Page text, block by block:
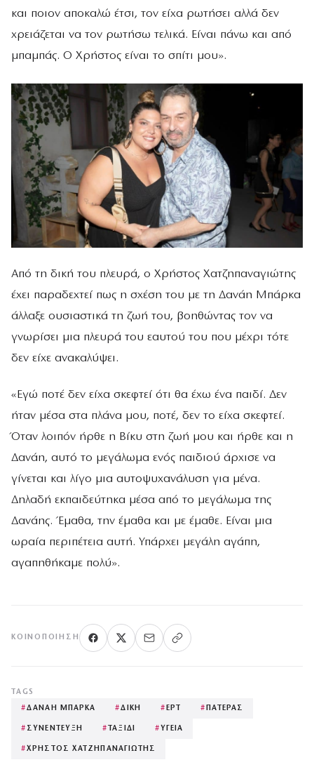
και ποιον αποκαλώ έτσι, τον είχα ρωτήσει αλλά δεν
χρειάζεται να τον ρωτήσω τελικά. Είναι πάνω και από
μπαμπάς. Ο Χρήστος είναι το σπίτι μου».
Από τη δική του πλευρά, ο Χρήστος Χατζηπαναγιώτης
έχει παραδεχτεί πως η σχέση του με τη Δανάη Μπάρκα
άλλαξε ουσιαστικά τη ζωή του, βοηθώντας τον να
γνωρίσει μια πλευρά του εαυτού του που μέχρι τότε
δεν είχε ανακαλύψει.
«Εγώ ποτέ δεν είχα σκεφτεί ότι θα έχω ένα παιδί. Δεν
ήταν μέσα στα πλάνα μου, ποτέ, δεν το είχα σκεφτεί.
Όταν λοιπόν ήρθε η Βίκυ στη ζωή μου και ήρθε και η
Δανάη, αυτό το μεγάλωμα ενός παιδιού άρχισε να
γίνεται και λίγο μια αυτοψυχανάλυση για μένα.
Δηλαδή εκπαιδεύτηκα μέσα από το μεγάλωμα της
Δανάης. Έμαθα, την έμαθα και με έμαθε. Είναι μια
ωραία περιπέτεια αυτή. Υπάρχει μεγάλη αγάπη,
αγαπηθήκαμε πολύ».
ΚΟΙΝΟΠΟΊΗΣΗ
TAGS
#ΔΑΝΑΗ ΜΠΑΡΚΑ #ΔΙΚΗ # ΕΡΤ # ΠΑΤΕΡΑΣ
# ΣΥΝΕΝΤΕΥΞΗ # ΤΑΞΙΔΙ # ΥΓΕΙΑ
#ΧΡΗΣΤΟΣ ΧΑΤΖΗΠΑΝΑΓΙΩΤΗΣ